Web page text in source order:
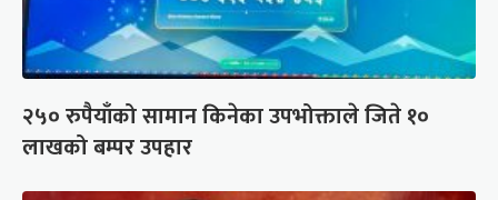
२५० रुपैयाँको सामान किनेका उपभोक्ताले जिते १०
लाखको बम्पर उपहार